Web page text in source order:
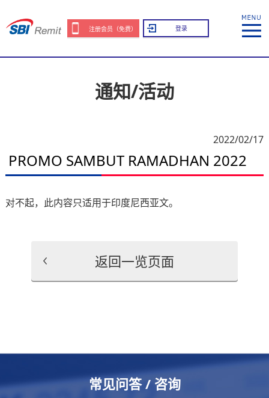
注册会员（免费） 登录
通知/活动
2022/02/17
PROMO SAMBUT RAMADHAN 2022
对不起，此内容只适用于印度尼西亚文。
返回一览页面
常见问答 / 咨询